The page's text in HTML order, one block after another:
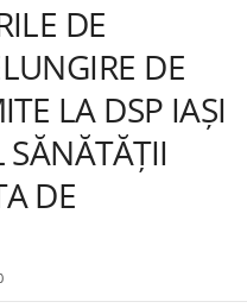
DE
DE
LA DSP IAȘI
DE